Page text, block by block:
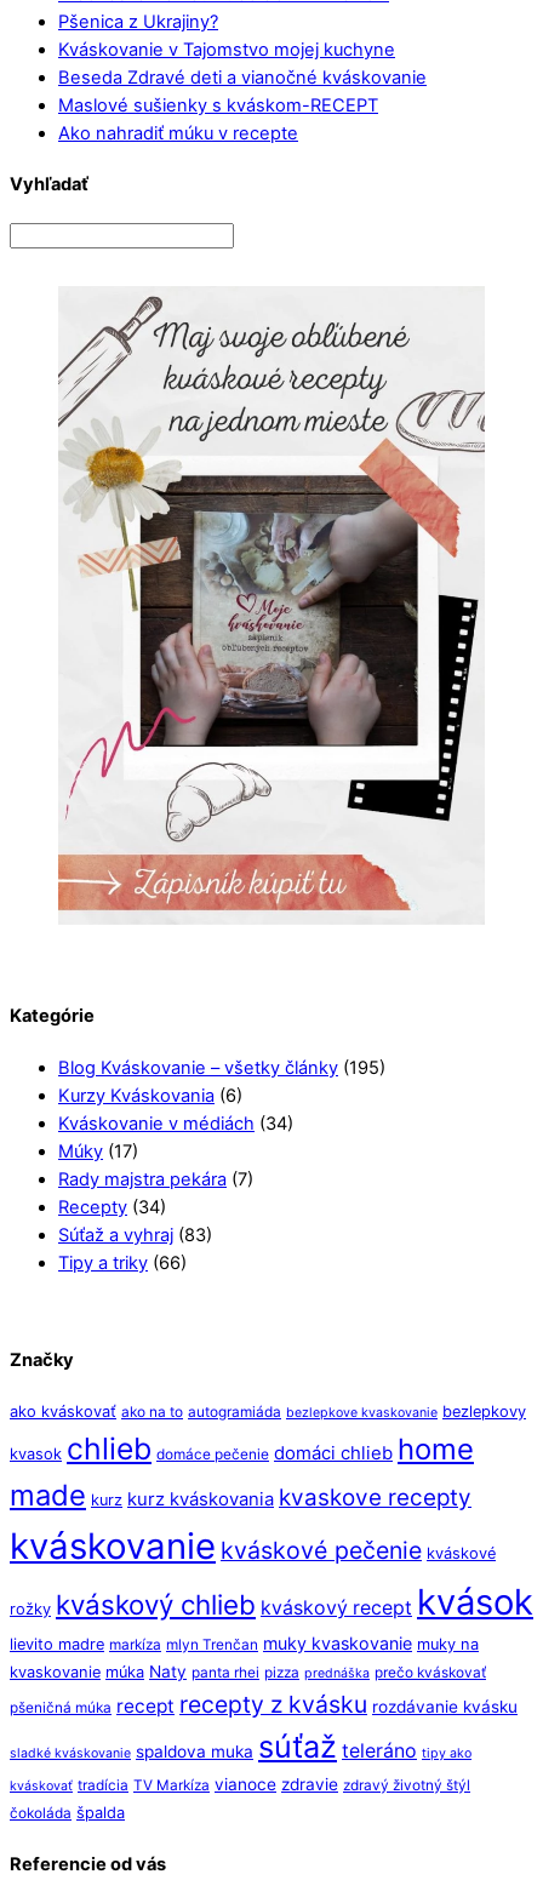
Pšenica z Ukrajiny?
Kváskovanie v Tajomstvo mojej kuchyne
Beseda Zdravé deti a vianočné kváskovanie
Maslové sušienky s kváskom-RECEPT
Ako nahradiť múku v recepte
Vyhľadať
Kategórie
Blog Kváskovanie – všetky články (195)
Kurzy Kváskovania (6)
Kváskovanie v médiách (34)
Múky (17)
Rady majstra pekára (7)
Recepty (34)
Súťaž a vyhraj (83)
Tipy a triky (66)
Značky
ako kváskovať ako na to autogramiáda bezlepkove kvaskovanie bezlepkovy
kvasok chlieb domáce pečenie domáci chlieb home
made kurz kurz kváskovania kvaskove recepty
kváskovanie kváskové pečenie kváskové
rožky kváskový chlieb kváskový recept kvások
lievito madre markíza mlyn Trenčan muky kvaskovanie muky na
kvaskovanie múka Naty panta rhei pizza prednáška prečo kváskovať
pšeničná múka recept recepty z kvásku rozdávanie kvásku
sladké kváskovanie spaldova muka súťaž teleráno tipy ako
kváskovať tradícia TV Markíza vianoce zdravie zdravý životný štýl
čokoláda špalda
Referencie od vás